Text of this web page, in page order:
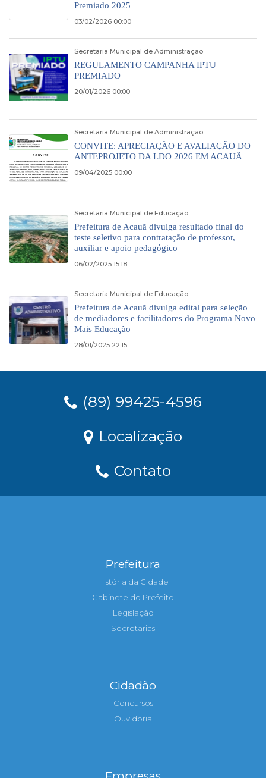
Premiado 2025
03/02/2026 00:00
Secretaria Municipal de Administração
REGULAMENTO CAMPANHA IPTU
PREMIADO
20/01/2026 00:00
Secretaria Municipal de Administração
CONVITE: APRECIAÇÃO E AVALIAÇÃO DO
ANTEPROJETO DA LDO 2026 EM ACAUÃ
09/04/2025 00:00
Secretaria Municipal de Educação
Prefeitura de Acauã divulga resultado final do
teste seletivo para contratação de professor,
auxiliar e apoio pedagógico
06/02/2025 15:18
Secretaria Municipal de Educação
Prefeitura de Acauã divulga edital para seleção
de mediadores e facilitadores do Programa Novo
Mais Educação
28/01/2025 22:15
(89) 99425-4596
Localização
Contato
Prefeitura
História da Cidade
Gabinete do Prefeito
Legislação
Secretarias
Cidadão
Concursos
Ouvidoria